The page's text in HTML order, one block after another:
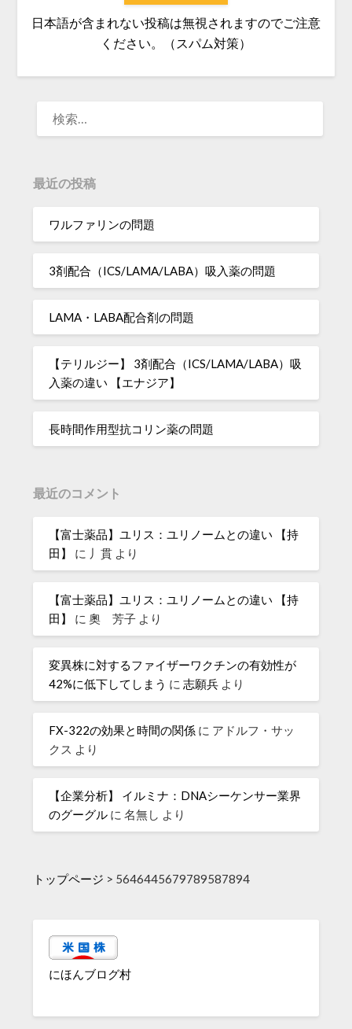
日本語が含まれない投稿は無視されますのでご注意
ください。（スパム対策）
最近の投稿
ワルファリンの問題
3剤配合（ICS/LAMA/LABA）吸入薬の問題
LAMA・LABA配合剤の問題
【テリルジー】 3剤配合（ICS/LAMA/LABA）吸
入薬の違い 【エナジア】
長時間作用型抗コリン薬の問題
最近のコメント
【富士薬品】ユリス：ユリノームとの違い 【持
田】
に 丿貫 より
【富士薬品】ユリス：ユリノームとの違い 【持
田】
に奧 芳子 より
変異株に対するファイザーワクチンの有効性が
42%に低下してしまう に志願兵 より
FX-322の効果と時間の関係 に アドルフ・サッ
クス より
【企業分析】 イルミナ：DNAシーケンサー業界
のグーグル に名無し より
トップページ > 5646445679789587894
にほんブログ村